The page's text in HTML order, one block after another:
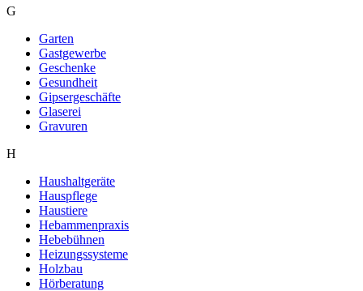
G
Garten
Gastgewerbe
Geschenke
Gesundheit
Gipsergeschäfte
Glaserei
Gravuren
H
Haushaltgeräte
Hauspflege
Haustiere
Hebammenpraxis
Hebebühnen
Heizungssysteme
Holzbau
Hörberatung